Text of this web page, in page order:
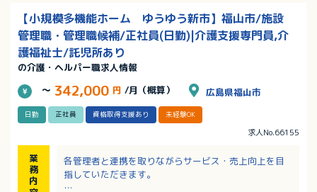
【小規模多機能ホーム ゆうゆう新市】福山市/施設
管理職・管理職候補/正社員(日勤)|介護支援専門員,介
護福祉士/託児所あり
の介護・ヘルパー職求人情報
～ 342,000 円 /月（概算） 広島県福山市
日勤 正社員 資格取得支援あり 未経験OK
求人No.66155
業
務
内
各管理者と連携を取りながらサービス・売上向上を目
指していただきます。